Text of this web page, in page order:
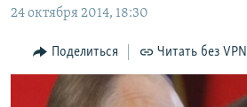
Вернутся
поиску
ИНТЕРАКТИВ
ИНФОГРАФИКА
ТЕЛЕПРОЕКТ КРЫМ.РЕАЛИИ
РАДІО СВОБОДА
КАК ОБОЙТИ БЛОКИРОВКУ
Українською
24 октября 2014, 18:30
Поделиться Читать без VPN